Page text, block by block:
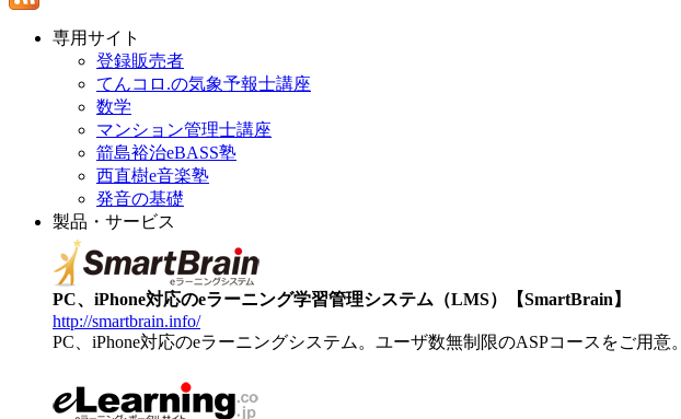
専用サイト
登録販売者
てんコロ.の気象予報士講座
数学
マンション管理士講座
箭島裕治eBASS塾
西直樹e音楽塾
発音の基礎
製品・サービス
PC、iPhone対応のeラーニング学習管理システム（LMS）【SmartBrain】
http://smartbrain.info/
PC、iPhone対応のeラーニングシステム。ユーザ数無制限のASPコースをご用意。